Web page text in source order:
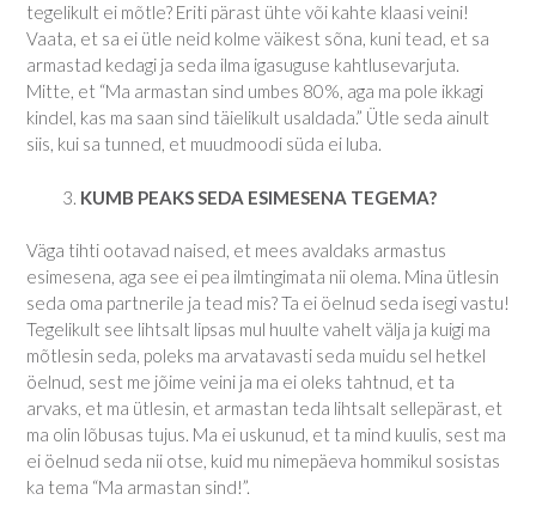
tegelikult ei mõtle? Eriti pärast ühte või kahte klaasi veini!
Vaata, et sa ei ütle neid kolme väikest sõna, kuni tead, et sa
armastad kedagi ja seda ilma igasuguse kahtlusevarjuta.
Mitte, et “Ma armastan sind umbes 80%, aga ma pole ikkagi
kindel, kas ma saan sind täielikult usaldada.” Ütle seda ainult
siis, kui sa tunned, et muudmoodi süda ei luba.
KUMB PEAKS SEDA ESIMESENA TEGEMA?
Väga tihti ootavad naised, et mees avaldaks armastus
esimesena, aga see ei pea ilmtingimata nii olema. Mina ütlesin
seda oma partnerile ja tead mis? Ta ei öelnud seda isegi vastu!
Tegelikult see lihtsalt lipsas mul huulte vahelt välja ja kuigi ma
mõtlesin seda, poleks ma arvatavasti seda muidu sel hetkel
öelnud, sest me jõime veini ja ma ei oleks tahtnud, et ta
arvaks, et ma ütlesin, et armastan teda lihtsalt sellepärast, et
ma olin lõbusas tujus. Ma ei uskunud, et ta mind kuulis, sest ma
ei öelnud seda nii otse, kuid mu nimepäeva hommikul sosistas
ka tema “Ma armastan sind!”.